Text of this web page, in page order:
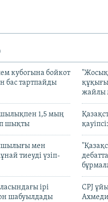
кубогына бойкот
бас тартпайды
жайлы
1,5 мың
шықты
мен
тиеуді үзіп-
ірі
шабуылдады
CPJ